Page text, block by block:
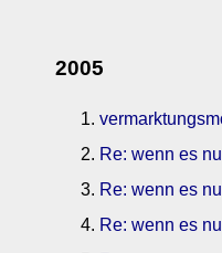
2005
Re: wenn es
Re: wenn es
Re: wenn es